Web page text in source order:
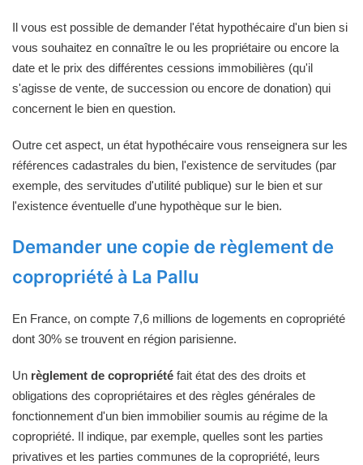
Il vous est possible de demander l'état hypothécaire d'un bien si
vous souhaitez en connaître le ou les propriétaire ou encore la
date et le prix des différentes cessions immobilières (qu'il
s'agisse de vente, de succession ou encore de donation) qui
concernent le bien en question.
Outre cet aspect, un état hypothécaire vous renseignera sur les
références cadastrales du bien, l'existence de servitudes (par
exemple, des servitudes d'utilité publique) sur le bien et sur
l'existence éventuelle d'une hypothèque sur le bien.
Demander une copie de règlement de
copropriété à La Pallu
En France, on compte 7,6 millions de logements en copropriété
dont 30% se trouvent en région parisienne.
Un règlement de copropriété fait état des des droits et
obligations des copropriétaires et des règles générales de
fonctionnement d'un bien immobilier soumis au régime de la
copropriété. Il indique, par exemple, quelles sont les parties
privatives et les parties communes de la copropriété, leurs